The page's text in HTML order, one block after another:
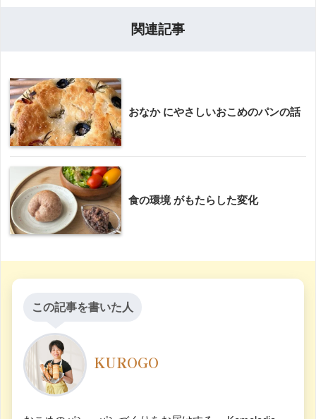
関連記事
おなか にやさしいおこめのパンの話
食の環境 がもたらした変化
この記事を書いた人
KUROGO